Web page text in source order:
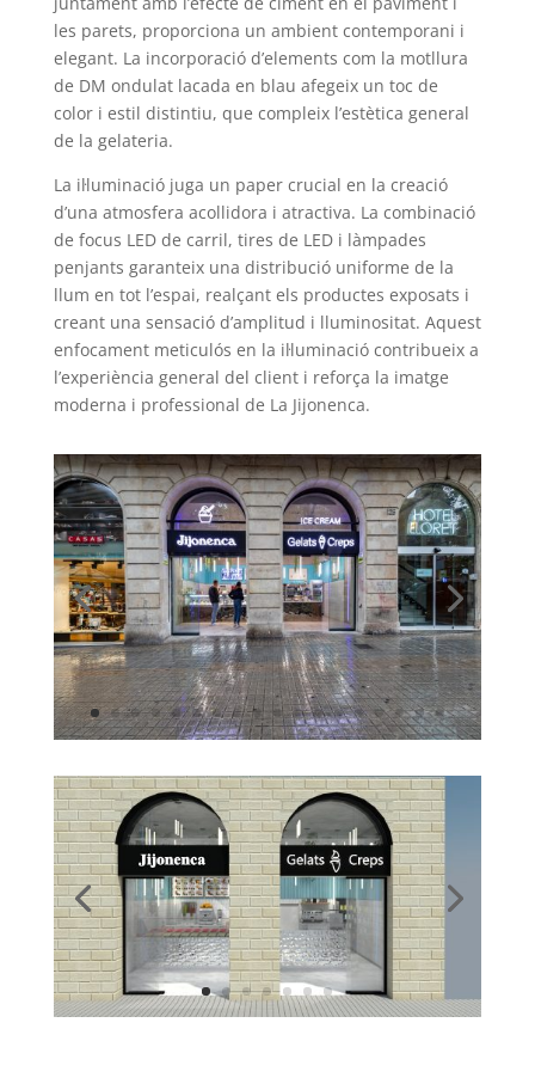
les parets, proporciona un ambient contemporani i
elegant. La incorporació d’elements com la motllura
de DM ondulat lacada en blau afegeix un toc de
color i estil distintiu, que compleix l’estètica general
de la gelateria.
La il·luminació juga un paper crucial en la creació
d’una atmosfera acollidora i atractiva. La combinació
de focus LED de carril, tires de LED i làmpades
penjants garanteix una distribució uniforme de la
llum en tot l’espai, realçant els productes exposats i
creant una sensació d’amplitud i lluminositat. Aquest
enfocament meticulós en la il·luminació contribueix a
l’experiència general del client i reforça la imatge
moderna i professional de La Jijonenca.